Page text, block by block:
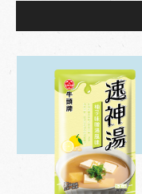
湯品系列